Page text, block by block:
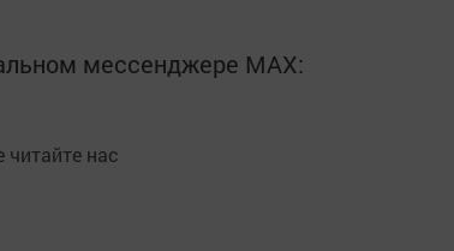
мессенджере MАХ:
читайте нас